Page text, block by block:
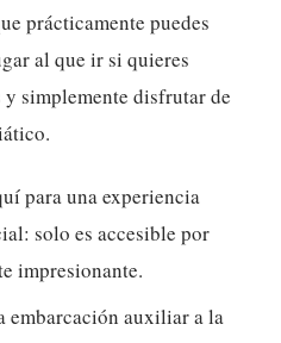
prácticamente puedes
al que ir si quieres
simplemente disfrutar de
para una experiencia
solo es accesible por
impresionante.
embarcación auxiliar a la